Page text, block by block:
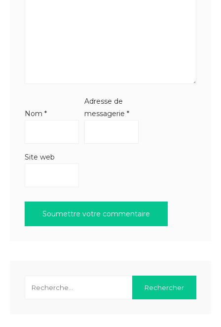
Nom *
Adresse de
messagerie *
Site web